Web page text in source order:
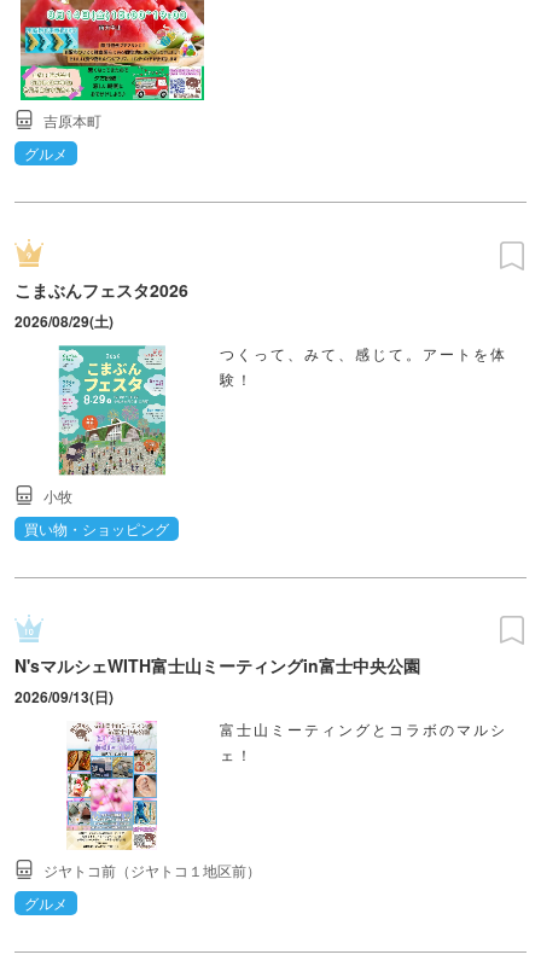
吉原本町
グルメ
こまぶんフェスタ2026
2026/08/29(土)
つくって、みて、感じて。アートを体
験！
小牧
買い物・ショッピング
N'sマルシェWITH富士山ミーティングin富士中央公園
2026/09/13(日)
富士山ミーティングとコラボのマルシ
ェ！
ジヤトコ前（ジヤトコ１地区前）
グルメ